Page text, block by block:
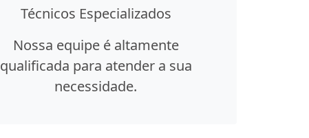
Técnicos Especializados
Nossa equipe é altamente
qualificada para atender a sua
necessidade.